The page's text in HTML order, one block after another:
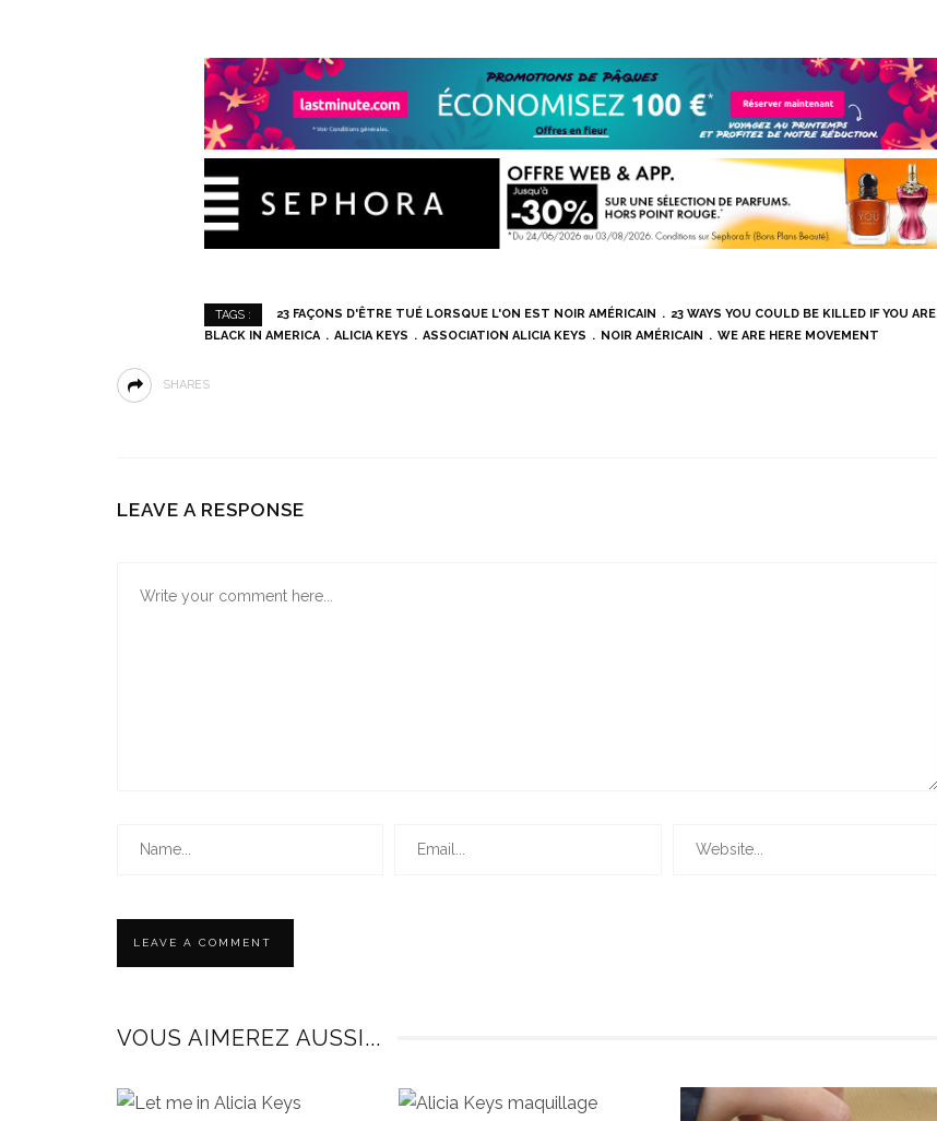
TAGS : 23 FAÇONS D'ÊTRE TUÉ LORSQUE L'ON EST NOIR AMÉRICAIN
23 WAYS YOU COULD BE KILLED IF YOU ARE
BLACK IN AMERICA
ALICIA KEYS ASSOCIATION ALICIA KEYS NOIR AMÉRICAIN WE ARE HERE MOVEMENT
SHARES
LEAVE A RESPONSE
VOUS AIMEREZ AUSSI...